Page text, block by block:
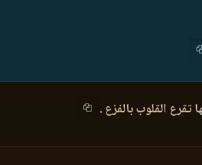
تقرع القلوب بالفزع .